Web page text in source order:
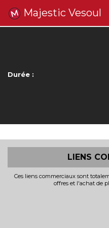
Majestic Vesoul
Durée :
LIENS
Ces liens commerciaux sont
offres et l'achat de